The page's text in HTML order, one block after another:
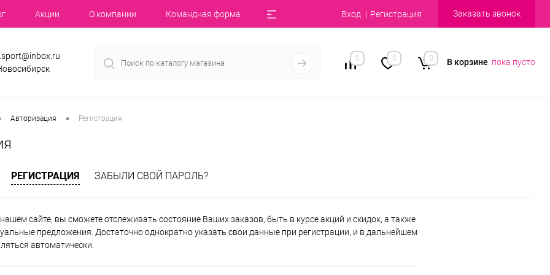
Акции О компании Командная форма Вход Регистрация Заказать звонок
0 0 0 В корзине пока пусто
Авторизация • Регистрация
РЕГИСТРАЦИЯ ЗАБЫЛИ СВОЙ ПАРОЛЬ?
сайте, вы сможете отслеживать состояние Ваших заказов, быть в курсе акций и скидок, а также
предложения. Достаточно однократно указать свои данные при регистрации, и в дальнейшем
автоматически.